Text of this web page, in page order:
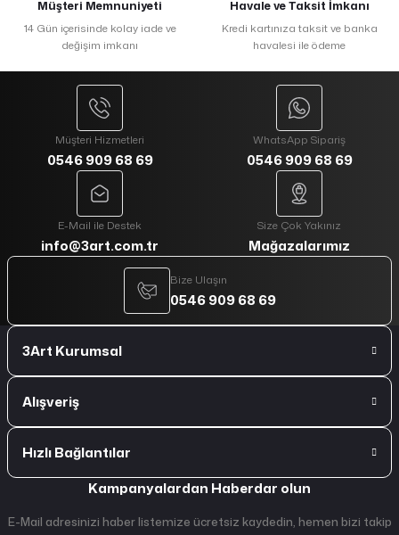
Müşteri Memnuniyeti
14 Gün içerisinde kolay iade ve
değişim imkanı
Havale ve Taksit İmkanı
Kredi kartınıza taksit ve banka
havalesi ile ödeme
Müşteri Hizmetleri
0546 909 68 69
WhatsApp Sipariş
0546 909 68 69
E-Mail ile Destek
info@3art.com.tr
Size Çok Yakınız
Mağazalarımız
Bize Ulaşın
0546 909 68 69
3Art Kurumsal
Alışveriş
Hızlı Bağlantılar
Kampanyalardan Haberdar olun
E-Mail adresinizi haber listemize ücretsiz kaydedin, hemen bizi takip